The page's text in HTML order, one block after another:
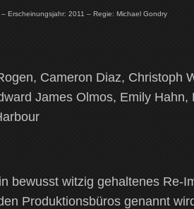
Erscheinungsjahr: 2011 – Regie: Michael Gondry
Cameron Diaz, Christoph
James Olmos, Emily
bewusst witzig gehaltenes Re-
Produktionsbüros genannt